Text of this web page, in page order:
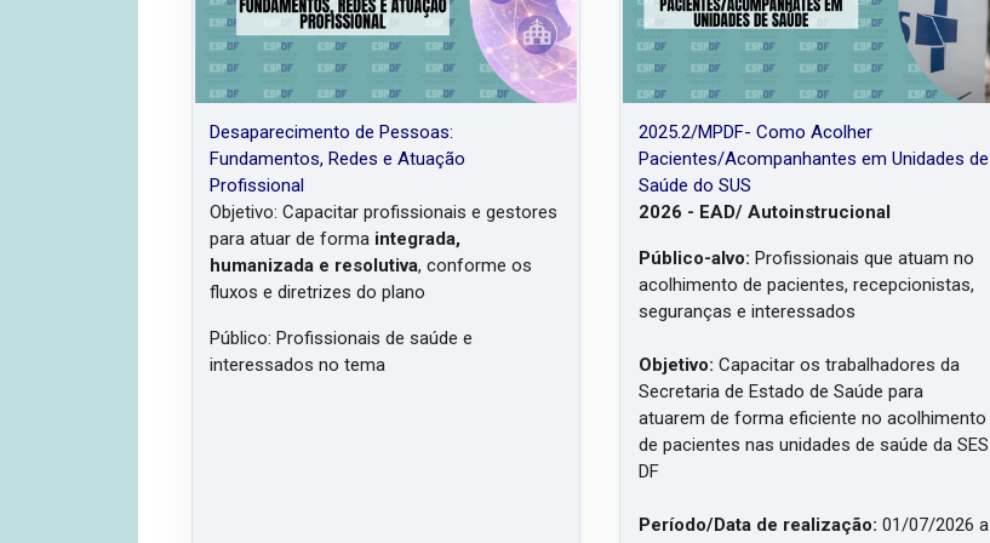
Desaparecimento de Pessoas:
Fundamentos, Redes e Atuação
Profissional
Objetivo: Capacitar profissionais e gestores
para atuar de forma integrada,
humanizada e resolutiva, conforme os
fluxos e diretrizes do plano
Público: Profissionais de saúde e
interessados no tema
2025.2/MPDF- Como Acolher
Pacientes/Acompanhantes em Unidades de
Saúde do SUS
2026 - EAD/ Autoinstrucional
Público-alvo: Profissionais que atuam no
acolhimento de pacientes, recepcionistas,
seguranças e interessados
Objetivo: Capacitar os trabalhadores da
Secretaria de Estado de Saúde para
atuarem de forma eficiente no acolhimento
de pacientes nas unidades de saúde da SES
DF
Período/Data de realização: 01/07/2026 a